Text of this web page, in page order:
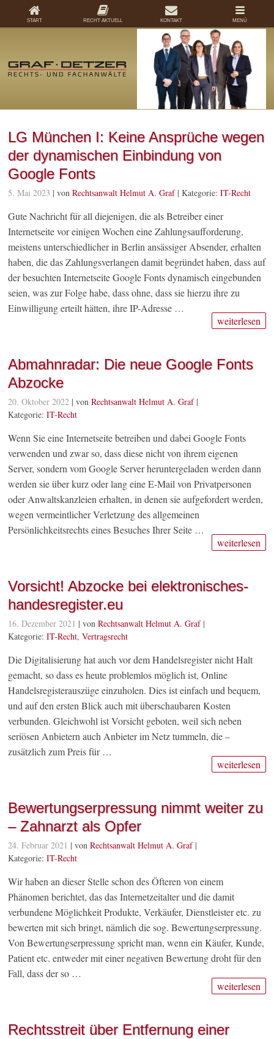
LG München I: Keine Ansprüche wegen
der dynamischen Einbindung von
Google Fonts
5. Mai 2023 | vonRechtsanwalt Helmut A. Graf| Kategorie:IT-Recht
Gute Nachricht für all diejenigen, die als Betreiber einer
Internetseite vor einigen Wochen eine Zahlungsaufforderung,
meistens unterschiedlicher in Berlin ansässiger Absender, erhalten
haben, die das Zahlungsverlangen damit begründet haben, dass auf
der besuchten Internetseite Google Fonts dynamisch eingebunden
seien, was zur Folge habe, dass ohne, dass sie hierzu ihre zu
Einwilligung erteilt hätten, ihre IP-Adresse …
weiterlesen
Abmahnradar: Die neue Google Fonts
Abzocke
20. Oktober 2022 | vonRechtsanwalt Helmut A. Graf|
Kategorie:IT-Recht
Wenn Sie eine Internetseite betreiben und dabei Google Fonts
verwenden und zwar so, dass diese nicht von ihrem eigenen
Server, sondern vom Google Server heruntergeladen werden dann
werden sie über kurz oder lang eine E-Mail von Privatpersonen
oder Anwaltskanzleien erhalten, in denen sie aufgefordert werden,
wegen vermeintlicher Verletzung des allgemeinen
Persönlichkeitsrechts eines Besuches Ihrer Seite …
weiterlesen
Vorsicht! Abzocke bei elektronisches-
handesregister.eu
16. Dezember 2021 | vonRechtsanwalt Helmut A. Graf|
Kategorie:IT-Recht,Vertragsrecht
Die Digitalisierung hat auch vor dem Handelsregister nicht Halt
gemacht, so dass es heute problemlos möglich ist, Online
Handelsregisterauszüge einzuholen. Dies ist einfach und bequem,
und auf den ersten Blick auch mit überschaubaren Kosten
verbunden. Gleichwohl ist Vorsicht geboten, weil sich neben
seriösen Anbietern auch Anbieter im Netz tummeln, die –
zusätzlich zum Preis für …
weiterlesen
Bewertungserpressung nimmt weiter zu
– Zahnarzt als Opfer
24. Februar 2021 | vonRechtsanwalt Helmut A. Graf|
Kategorie:IT-Recht
Wir haben an dieser Stelle schon des Öfteren von einem
Phänomen berichtet, das das Internetzeitalter und die damit
verbundene Möglichkeit Produkte, Verkäufer, Dienstleister etc. zu
bewerten mit sich bringt, nämlich die sog. Bewertungserpressung.
Von Bewertungserpressung spricht man, wenn ein Käufer, Kunde,
Patient etc. entweder mit einer negativen Bewertung droht für den
Fall, dass der so …
weiterlesen
Rechtsstreit über Entfernung einer
START RECHT AKTUELL KONTAKT MENÜ